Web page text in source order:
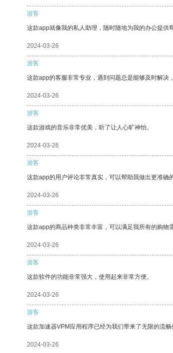
游客
这款app就像我的私人助理，随时随地为我的办公提供帮
2024-03-26
游客
这款app的客服非常专业，遇到问题总是能够及时解决
2024-03-26
游客
这款游戏的音乐非常优美，听了让人心旷神怡。
2024-03-26
游客
这款app的用户评论非常真实，可以帮助我做出更准确
2024-03-26
游客
这款app的商品种类非常丰富，可以满足我所有的购物需
2024-03-26
游客
这款软件的功能非常强大，使用起来非常方便。
2024-03-26
游客
这款加速器VPM应用程序已经为我们带来了无限的流畅
2024-03-26